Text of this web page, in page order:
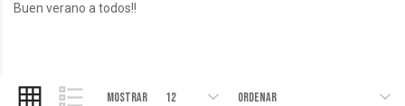
Buen verano a todos!!
Mostrar 12 Ordenar